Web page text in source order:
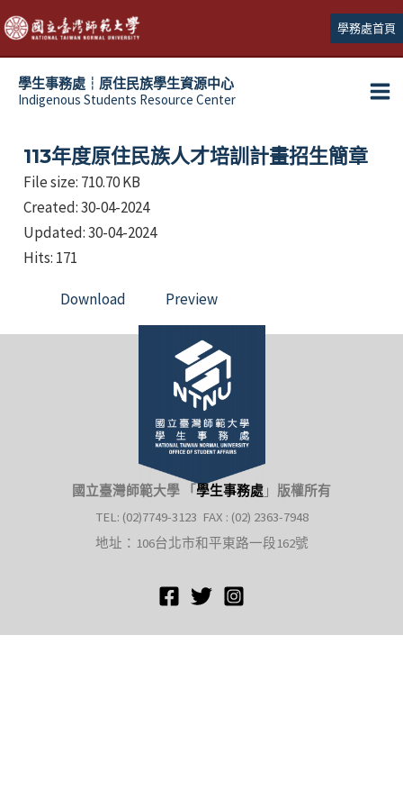
跳
至
主
學務處首頁
學生事務處┆原住民族學生資源中心
Indigenous Students Resource Center
113年度原住民族人才培訓計畫招生簡章
File size: 710.70 KB
Created: 30-04-2024
Updated: 30-04-2024
Hits: 171
Download Preview
國立臺灣師範大學 「 學生事務處 」 版權所有
TEL: (02)7749-3123 FAX : (02) 2363-7948
地址：106台北市和平東路一段162號